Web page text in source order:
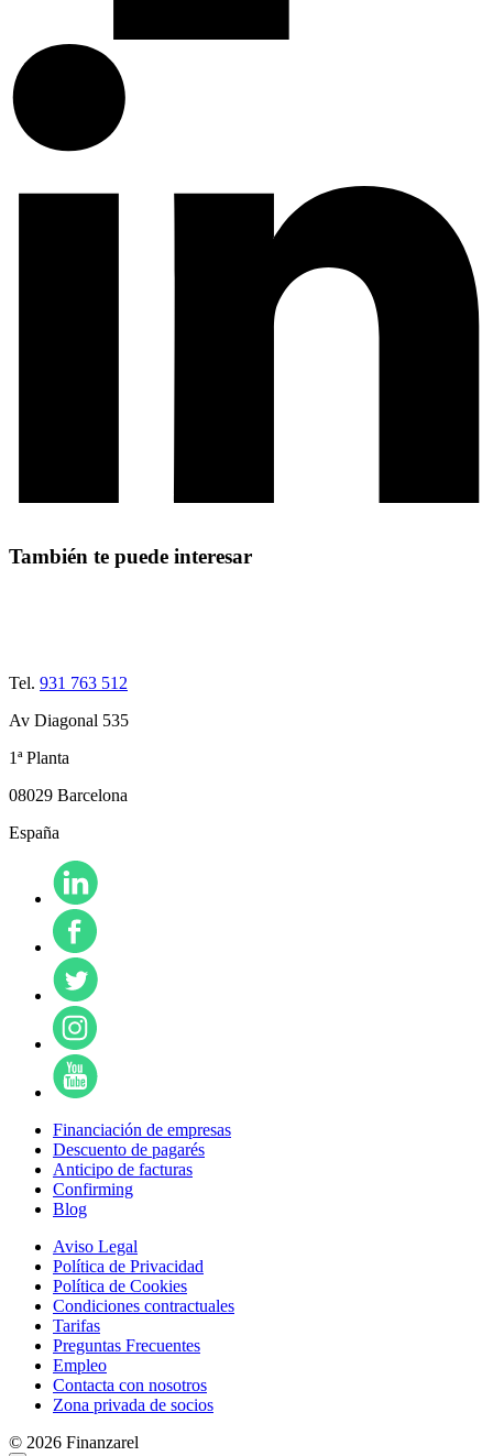
También te puede interesar
Tel. 931 763 512
Av Diagonal 535
1ª Planta
08029 Barcelona
España
Financiación de empresas
Descuento de pagarés
Anticipo de facturas
Confirming
Blog
Aviso Legal
Política de Privacidad
Política de Cookies
Condiciones contractuales
Tarifas
Preguntas Frecuentes
Empleo
Contacta con nosotros
Zona privada de socios
© 2026 Finanzarel